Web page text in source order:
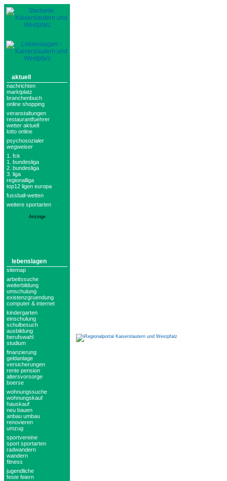
aktuell
nachrichten
marktplatz
branchenbuch
online shopping
veranstaltungen
restaurantfuehrer
wetter aktuell
lotto online
psychosozialer
wegweiser
1. fck
1. bundesliga
2. bundesliga
3. liga
regionalliga
top12 ligen europa
fussball-wetten
weitere sportarten
Anzeige
lebenslagen
sitemap
arbeitssuche
weiterbildung
umschulung
existenzgruendung
computer & internet
kindergarten
einschulung
schulbesuch
ausbildung
berufswahl
studium
finanzierung
geldanlage
versicherungen
rente pension
altersvorsorge
boerse
wohnungssuche
wohnungskauf
hauskauf
neu bauen
anbau umbau
renovieren
umzug
sportvereine
sport sportarten
radwandern
wandern
fitness
jugendliche
feste feiern